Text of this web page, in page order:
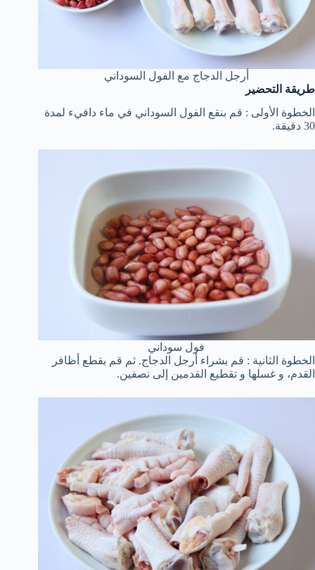
أرجل الدجاج مع الفول السوداني
طريقة التحضير
الخطوة الأولى : قم بنقع الفول السوداني في ماء دافيء لمدة
30 دقيقة.
فول سوداني
الخطوة الثانية : قم بشراء أرجل الدجاج. ثم قم بقطع أظافر
القدم، و غسلها و تقطيع القدمين إلى نصفين.